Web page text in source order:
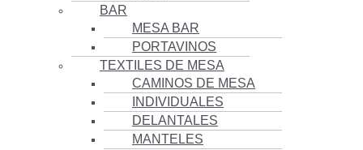
BAR
MESA BAR
PORTAVINOS
TEXTILES DE MESA
CAMINOS DE MESA
INDIVIDUALES
DELANTALES
MANTELES